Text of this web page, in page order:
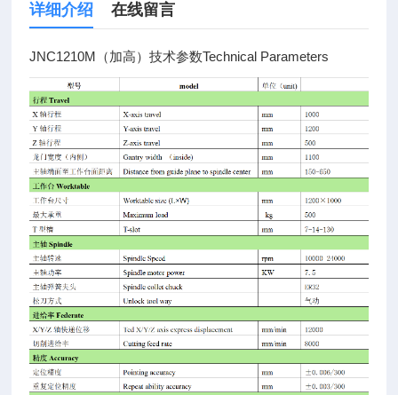
详细介绍 在线留言
JNC1210M（加高）技术参数Technical Parameters